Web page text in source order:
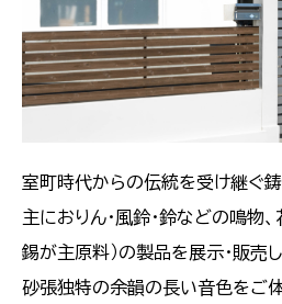
室町時代からの伝統を受け継ぐ鋳
主におりん・風鈴・鈴などの鳴物、
錫が主原料）の製品を展示・販売
砂張独特の余韻の長い音色をご体